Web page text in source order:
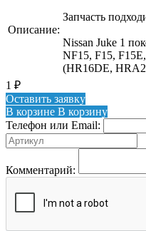
Описание:
Запчасть
Nissan Juke 1
NF15, F15,
(HR16DE,
1 ₽
Оставить заявку
В корзине В корзину
Телефон или Email:
Комментарий: